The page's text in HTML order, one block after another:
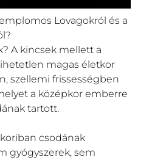
Lovagokról és a
A kincsek mellett a
magas életkor
szellemi frissességben
a középkor emberre
tartott.
csodának
gyógyszerek, sem